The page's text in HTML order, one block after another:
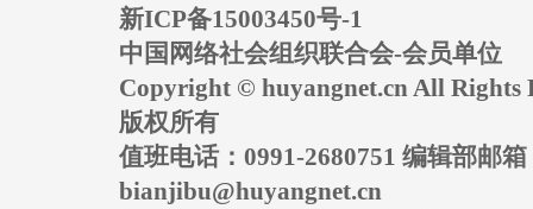
新ICP备15003450号-1
中国网络社会组织联合会-会员单位
Copyright © huyangnet.cn All Rights
版权所有
值班电话：0991-2680751 编辑部邮箱
bianjibu@huyangnet.cn